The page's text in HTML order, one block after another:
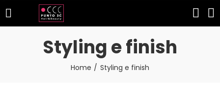
Styling e finish
Home Styling e finish